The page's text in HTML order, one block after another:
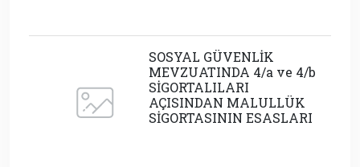
SOSYAL GÜVENLİK
MEVZUATINDA 4/a ve 4/b
SİGORTALILARI
AÇISINDAN MALULLÜK
SİGORTASININ ESASLARI